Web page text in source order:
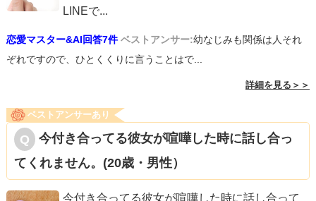
LINEで...
恋愛マスター&AI回答7件 ベストアンサー:幼なじみも関係は人それ
ぞれですので、ひとくくりに言うことはで...
詳細を見る＞＞
ベストアンサーあり
今付き合ってる彼女が喧嘩した時に話し合っ
てくれません。(20歳・男性）
今付き合ってる彼女が喧嘩した時に話し合って